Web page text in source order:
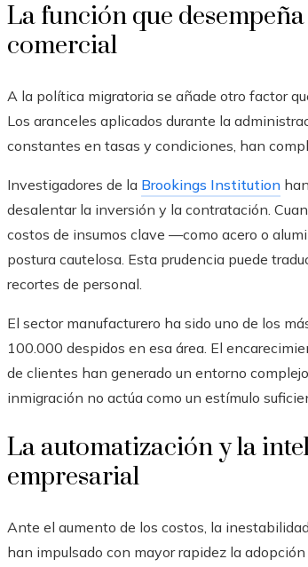
La función que
comercial
A la política migratoria se añade otro factor
Los aranceles aplicados durante la
constantes en tasas y condiciones, han
Investigadores de la Brookings Institution
desalentar la inversión y la contratación.
costos de insumos clave —como acero o
postura cautelosa. Esta prudencia puede
recortes de personal.
El sector manufacturero ha sido uno de los
100.000 despidos en esa área. El
de clientes han generado un entorno
inmigración no actúa como un estímulo
La automatización y la
empresarial
Ante el aumento de los costos, la
han impulsado con mayor rapidez la